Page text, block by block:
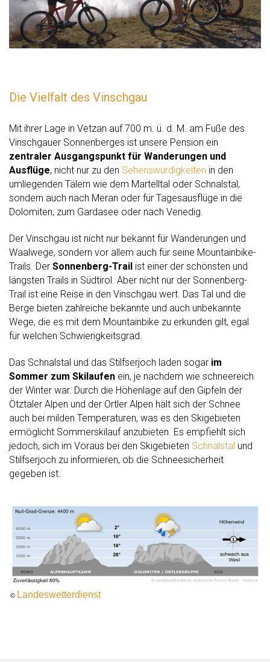
Die Vielfalt des Vinschgau
Mit ihrer Lage in Vetzan auf 700 m. ü. d. M. am Fuße des
Vinschgauer Sonnenberges ist unsere Pension ein
zentraler Ausgangspunkt für Wanderungen und
Ausflüge, nicht nur zu den Sehenswürdigkeiten in den
umliegenden Tälern wie dem Martelltal oder Schnalstal,
sondern auch nach Meran oder für Tagesausflüge in die
Dolomiten, zum Gardasee oder nach Venedig.
Der Vinschgau ist nicht nur bekannt für Wanderungen und
Waalwege, sondern vor allem auch für seine Mountainbike-
Trails. Der Sonnenberg-Trail ist einer der schönsten und
längsten Trails in Südtirol. Aber nicht nur der Sonnenberg-
Trail ist eine Reise in den Vinschgau wert. Das Tal und die
Berge bieten zahlreiche bekannte und auch unbekannte
Wege, die es mit dem Mountainbike zu erkunden gilt, egal
für welchen Schwierigkeitsgrad.
Das Schnalstal und das Stilfserjoch laden sogar im
Sommer zum Skilaufen ein, je nachdem wie schneereich
der Winter war. Durch die Höhenlage auf den Gipfeln der
Ötztaler Alpen und der Ortler Alpen hält sich der Schnee
auch bei milden Temperaturen, was es den Skigebieten
ermöglicht Sommerskilauf anzubieten. Es empfiehlt sich
jedoch, sich im Voraus bei den Skigebieten Schnalstal und
Stilfserjoch zu informieren, ob die Schneesicherheit
gegeben ist.
© Landeswetterdienst